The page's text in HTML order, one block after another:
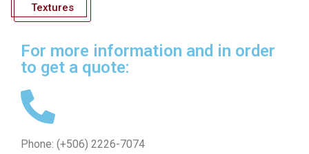
Textures
For more information and in order
to get a quote:
Phone: (+506) 2226-7074